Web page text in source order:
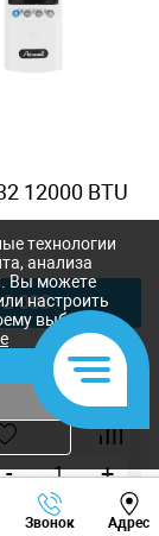
12000 BTU
000
- +
Звонок Адрес
Viber Whatsapp
технологии
анализа
Вы можете
настроить
выбору.